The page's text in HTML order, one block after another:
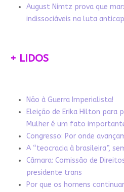
August Nimtz prova que
indissociáveis na luta
+ LIDOS
Não à Guerra Imperialista!
Eleição de Erika Hilton para
Mulher é um fato
Congresso: Por onde
A “teocracia à brasileira”,
Câmara: Comissão de
presidente trans
Por que os homens